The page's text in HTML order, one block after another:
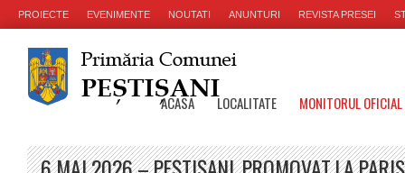
PROIECTE EVENIMENTE NOUTATI ANUNTURI REVISTA PRESEI
ACASA LOCALITATE MONITORUL